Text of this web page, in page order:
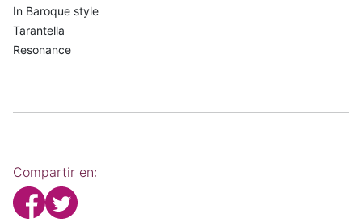
In Baroque style
Tarantella
Resonance
Compartir en: